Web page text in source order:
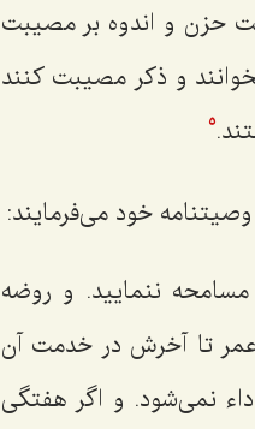
حزن و اندوه بر مصیبت
و ذکر مصیبت کنند
5
خود می‌فرمایند:
ننمایید. و روضه
تا آخرش در خدمت آن
نمی‌شود. و اگر هفتگی